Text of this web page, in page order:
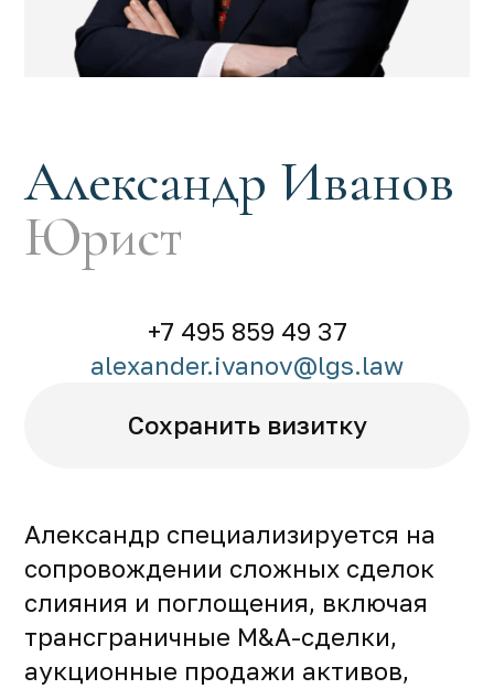
Александр Иванов
Юрист
+7 495 859 49 37
alexander.ivanov@lgs.law
Сохранить визитку
Александр специализируется на
сопровождении сложных сделок
слияния и поглощения, включая
трансграничные M&A-сделки,
аукционные продажи активов,